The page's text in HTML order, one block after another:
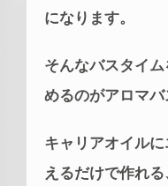
になります。
そんなバスタイ
めるのがアロマバ
キャリアオイル
えるだけで作れ